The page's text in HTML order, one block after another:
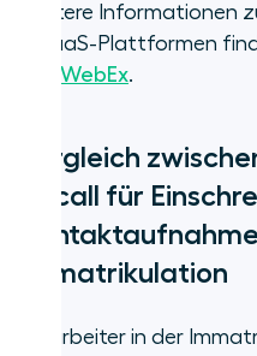
Weitere Informationen
CCaaS-Plattformen
von WebEx.
Vergleich
Aircall für
Immatrikulation
Mitarbeiter in der